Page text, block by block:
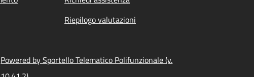
Riepilogo valutazioni
Powered by Sportello Telematico Polifunzionale (v.